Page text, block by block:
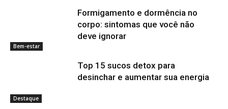
Bem-estar
Formigamento e dormência no
corpo: sintomas que você não
deve ignorar
Destaque
Top 15 sucos detox para
desinchar e aumentar sua energia